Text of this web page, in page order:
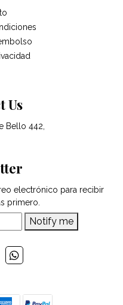
Us
Bello 442,
electrónico para recibir
primero.
Notify me